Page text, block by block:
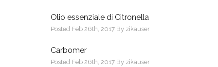
Olio essenziale di Citronella
Posted Feb 26th, 2017 By zikauser
Carbomer
Posted Feb 26th, 2017 By zikauser